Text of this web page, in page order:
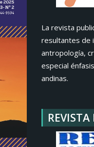
La revista
resultantes de
antropología,
especial
andinas.